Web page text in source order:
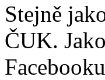
Stejně
ČUK.